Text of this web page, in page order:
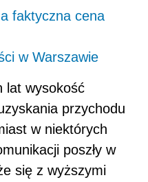
faktyczna cena
w Warszawie
lat wysokość
przychodu
w niektórych
poszły w
się z wyższymi